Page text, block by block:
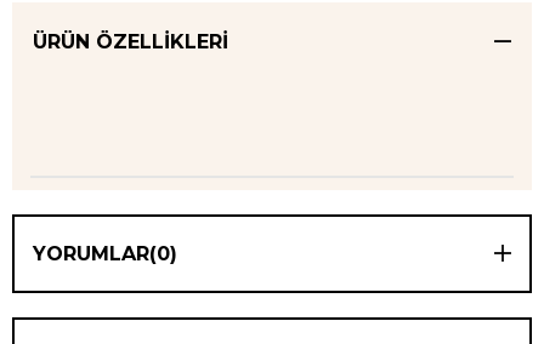
ÜRÜN ÖZELLIKLERI
YORUMLAR(0)